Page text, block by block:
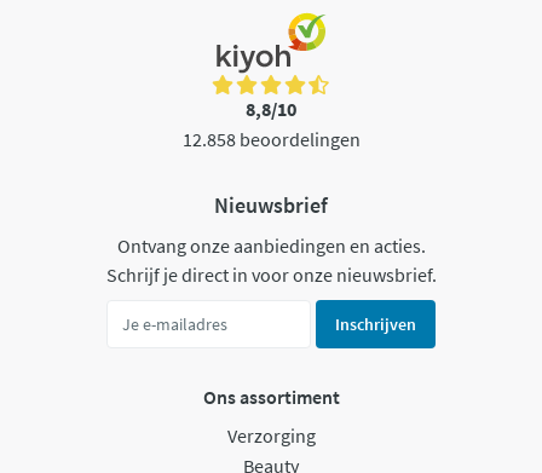
8,8/10
12.858 beoordelingen
Nieuwsbrief
Ontvang onze aanbiedingen en acties.
Schrijf je direct in voor onze nieuwsbrief.
Inschrijven
Ons assortiment
Verzorging
Beauty